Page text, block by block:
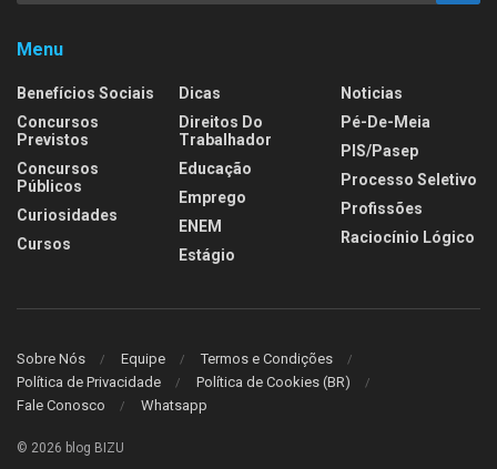
Menu
Benefícios Sociais
Concursos
Previstos
Concursos
Públicos
Curiosidades
Cursos
Dicas
Direitos Do
Trabalhador
Educação
Emprego
ENEM
Estágio
Noticias
Pé-De-Meia
PIS/Pasep
Processo Seletivo
Profissões
Raciocínio Lógico
Sobre Nós Equipe
Termos e Condições
Política de Privacidade
Política de Cookies (BR)
Fale Conosco
Whatsapp
© 2026 blog BIZU